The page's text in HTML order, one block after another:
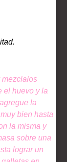
mezclalos
el huevo y la
la
bien hasta
la misma y
sobre una
lograr un